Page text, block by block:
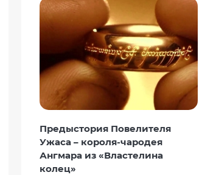
Предыстория Повелителя
Ужаса – короля-чародея
Ангмара из «Властелина
колец»